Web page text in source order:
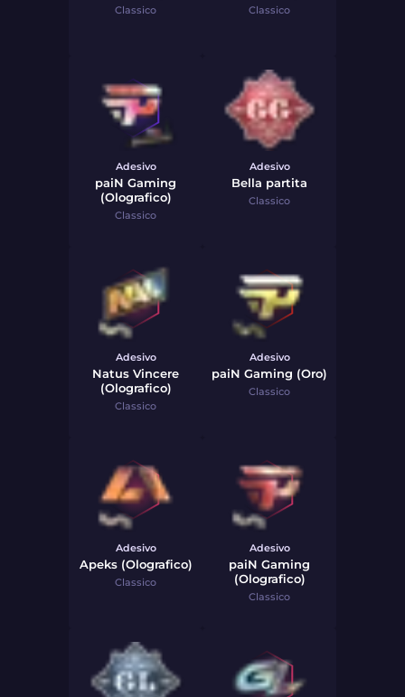
Classico Classico
Adesivo
paiN Gaming
(Olografico)
Classico
Adesivo
Bella partita
Classico
Adesivo
Natus Vincere
(Olografico)
Classico
Adesivo
paiN Gaming (Oro)
Classico
Adesivo
Apeks (Olografico)
Classico
Adesivo
paiN Gaming
(Olografico)
Classico